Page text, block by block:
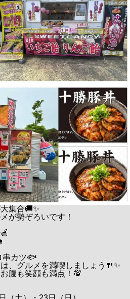
集合🚚✨
が勢ぞろいです！
串カツ🐟
、グルメを満喫しましょう🍴✨
腹も笑顔も満点！💯